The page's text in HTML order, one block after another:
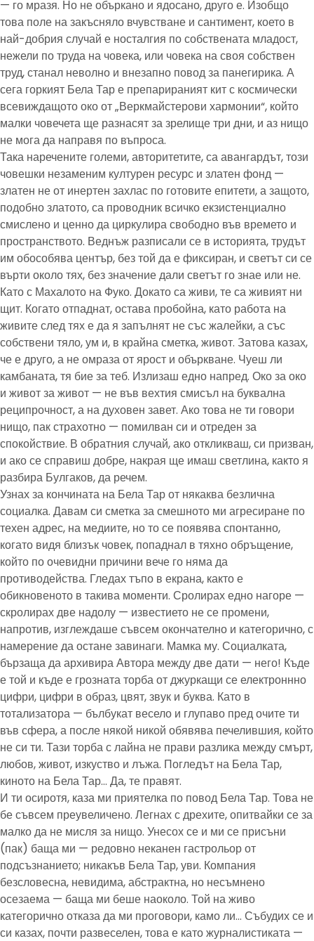
— го мразя. Но не объркано и ядосано, друго е. Изобщо
това поле на закъсняло вчувстване и сантимент, което в
най-добрия случай е носталгия по собствената младост,
нежели по труда на човека, или човека на своя собствен
труд, станал неволно и внезапно повод за панегирика. А
сега горкият Бела Тар е препарираният кит с космически
всевиждащото око от „Веркмайстерови хармонии“, който
малки човечета ще разнасят за зрелище три дни, и аз нищо
не мога да направя по въпроса.
Така наречените големи, авторитетите, са авангардът, този
човешки незаменим културен ресурс и златен фонд —
златен не от инертен захлас по готовите епитети, а защото,
подобно златото, са проводник всичко екзистенциално
смислено и ценно да циркулира свободно във времето и
пространството. Веднъж разписали се в историята, трудът
им обособява център, без той да е фиксиран, и светът си се
върти около тях, без значение дали светът го знае или не.
Като с Махалото на Фуко. Докато са живи, те са живият ни
щит. Когато отпаднат, остава пробойна, като работа на
живите след тях е да я запълнят не със жалейки, а със
собствени тяло, ум и, в крайна сметка, живот. Затова казах,
че е друго, а не омраза от ярост и объркване. Чуеш ли
камбаната, тя бие за теб. Излизаш едно напред. Око за око
и живот за живот — не във вехтия смисъл на буквална
реципрочност, а на духовен завет. Ако това не ти говори
нищо, пак страхотно — помилван си и отреден за
спокойствие. В обратния случай, ако откликваш, си призван,
и ако се справиш добре, накрая ще имаш светлина, както я
разбира Булгаков, да речем.
Узнах за кончината на Бела Тар от някаква безлична
социалка. Давам си сметка за смешното ми агресиране по
техен адрес, на медиите, но то се появява спонтанно,
когато видя близък човек, попаднал в тяхно обръщение,
който по очевидни причини вече го няма да
противодейства. Гледах тъпо в екрана, както е
обикновеното в такива моменти. Сролирах едно нагоре —
скролирах две надолу — известието не се промени,
напротив, изглеждаше съвсем окончателно и категорично, с
намерение да остане завинаги. Мамка му. Социалката,
бързаща да архивира Автора между две дати — него! Къде
е той и къде е грозната торба от джуркащи се електроннно
цифри, цифри в образ, цвят, звук и буква. Като в
тотализатора — бълбукат весело и глупаво пред очите ти
във сфера, а после някой никой обявява печелившия, който
не си ти. Тази торба с лайна не прави разлика между смърт,
любов, живот, изкуство и лъжа. Погледът на Бела Тар,
киното на Бела Тар… Да, те правят.
И ти осиротя, каза ми приятелка по повод Бела Тар. Това не
бе съвсем преувеличено. Легнах с дрехите, опитвайки се за
малко да не мисля за нищо. Унесох се и ми се присъни
(пак) баща ми — редовно неканен гастрольор от
подсъзнанието; никакъв Бела Тар, уви. Компания
безсловесна, невидима, абстрактна, но несъмнено
осезаема — баща ми беше наоколо. Той на живо
категорично отказа да ми проговори, камо ли… Събудих се и
си казах, почти развеселен, това е като журналистиката —